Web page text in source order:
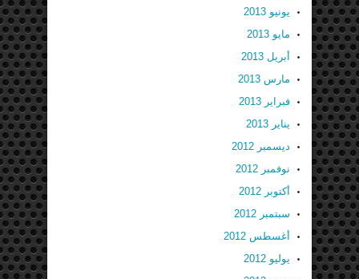
يونيو 2013
مايو 2013
أبريل 2013
مارس 2013
فبراير 2013
يناير 2013
ديسمبر 2012
نوفمبر 2012
أكتوبر 2012
سبتمبر 2012
أغسطس 2012
يوليو 2012